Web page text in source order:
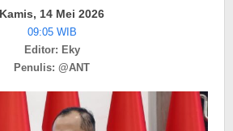
Begal
dan
Premanisme
Jalanan
Kamis, 14 Mei 2026
09:05 WIB
Editor: Eky
Penulis: @ANT